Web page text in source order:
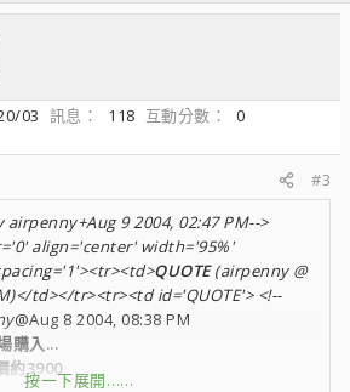
03 訊息 118 互動分數
0
#3
9 2004, 02:47 PM-->
align='center' width='95%'
QUOTE(airpenny @
td></tr><tr><td id='QUOTE'> <!--
@Aug 8 2004, 08:38 PM
購入...
約3900
按一下展開……